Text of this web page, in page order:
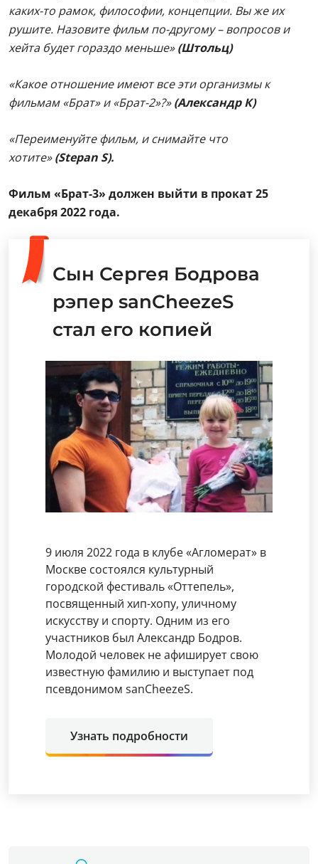
каких-то рамок, философии, концепции. Вы же их
рушите. Назовите фильм по-другому – вопросов и
хейта будет гораздо меньше»(Штольц)
«Какое отношение имеют все эти организмы к
фильмам «Брат» и «Брат-2»?»(Александр К)
«Переименуйте фильм, и снимайте что
хотите»(Stepan S).
Фильм «Брат-3» должен выйти в прокат 25
декабря 2022 года.
Сын Сергея Бодрова
рэпер sanCheezeS
стал его копией
9 июля 2022 года в клубе «Агломерат» в
Москве состоялся культурный
городской фестиваль «Оттепель»,
посвященный хип-хопу, уличному
искусству и спорту. Одним из его
участников был Александр Бодров.
Молодой человек не афиширует свою
известную фамилию и выступает под
псевдонимом sanCheezeS.
Узнать подробности